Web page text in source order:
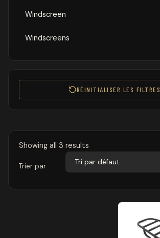
Windscreen
Windscreens
RÉINITIALISER LES FILTRES
Showing all 3 results
Trier par